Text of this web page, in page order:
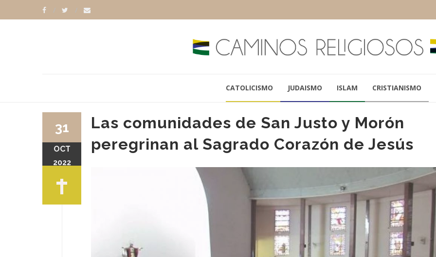
CATOLICISMO JUDAISMO ISLAM CRISTIANISMO
Las comunidades de San Justo y Morón
peregrinan al Sagrado Corazón de Jesús
31
OCT
2022
Ver Biografï¿½a y Noticias